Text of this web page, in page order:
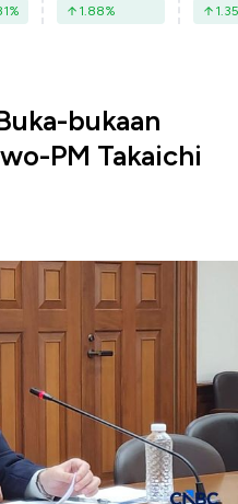
% 1.88% 1.35
bukaan
PM Takaichi